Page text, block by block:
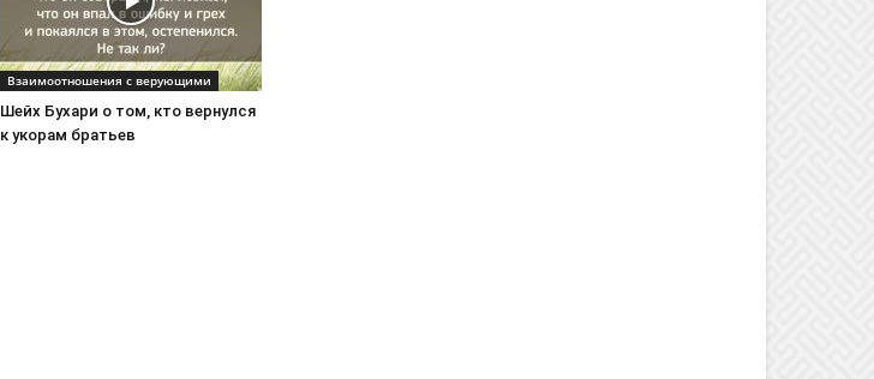
Взаимоотношения с верующими
Шейх Бухари о том, кто вернулся
к укорам братьев